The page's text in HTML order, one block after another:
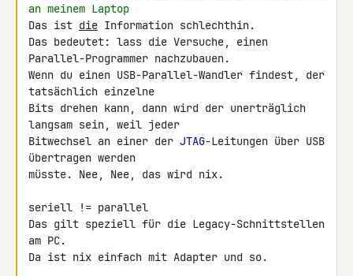
an meinem Laptop
Das ist die Information schlechthin.
Das bedeutet: lass die Versuche, einen
Parallel-Programmer nachzubauen.
Wenn du einen USB-Parallel-Wandler findest, der
tatsächlich einzelne
Bits drehen kann, dann wird der unerträglich
langsam sein, weil jeder
Bitwechsel an einer der JTAG-Leitungen über USB
übertragen werden
müsste. Nee, Nee, das wird nix.
seriell != parallel
Das gilt speziell für die Legacy-Schnittstellen
am PC.
Da ist nix einfach mit Adapter und so.